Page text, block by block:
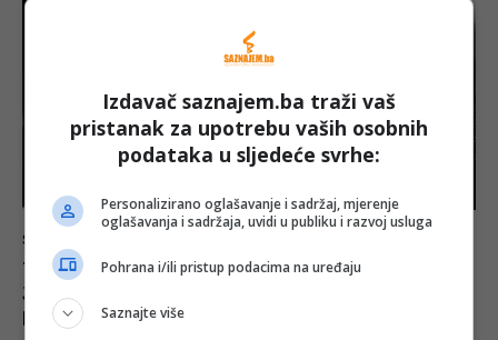
SVIJET
TUŽNA VIJEST IZ ARGENTINE: Preminuo
Jorge Messi, otac i glavni oslonac Lionela
Messija
Izdavač saznajem.ba traži vaš
pristanak za upotrebu vaših osobnih
podataka u sljedeće svrhe:
Personalizirano oglašavanje i sadržaj, mjerenje
oglašavanja i sadržaja, uvidi u publiku i razvoj usluga
Pohrana i/ili pristup podacima na uređaju
Saznajte više